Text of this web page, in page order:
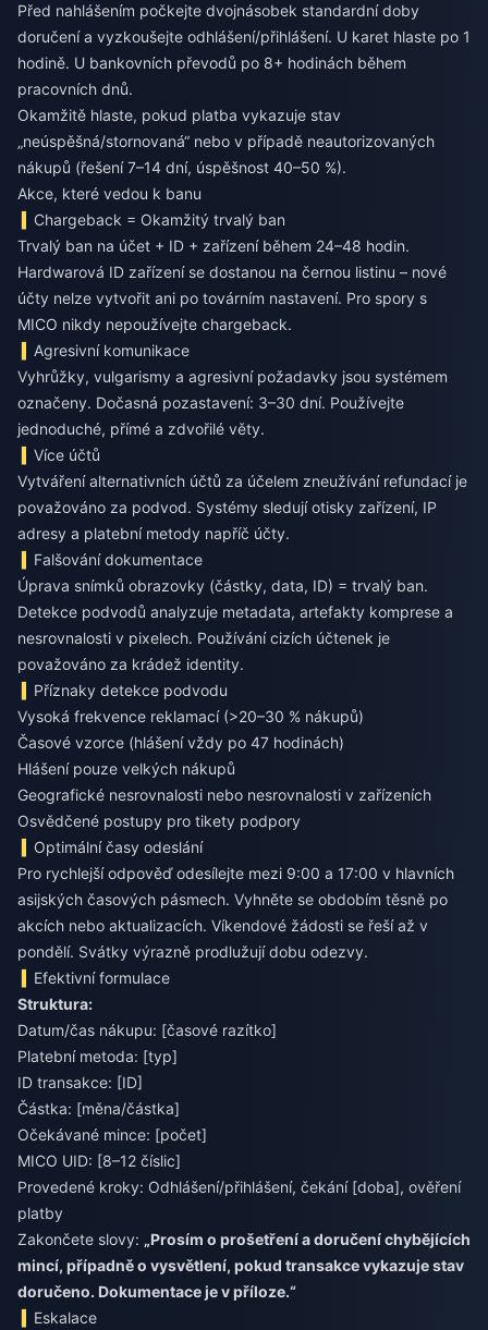
Před nahlášením počkejte dvojnásobek standardní doby
doručení a vyzkoušejte odhlášení/přihlášení. U karet hlaste po 1
hodině. U bankovních převodů po 8+ hodinách během
pracovních dnů.
Okamžitě hlaste, pokud platba vykazuje stav
„neúspěšná/stornovaná“ nebo v případě neautorizovaných
nákupů (řešení 7–14 dní, úspěšnost 40–50 %).
Akce, které vedou k banu
Chargeback = Okamžitý trvalý ban
Trvalý ban na účet + ID + zařízení během 24–48 hodin.
Hardwarová ID zařízení se dostanou na černou listinu – nové
účty nelze vytvořit ani po továrním nastavení. Pro spory s
MICO nikdy nepoužívejte chargeback.
Agresivní komunikace
Vyhrůžky, vulgarismy a agresivní požadavky jsou systémem
označeny. Dočasná pozastavení: 3–30 dní. Používejte
jednoduché, přímé a zdvořilé věty.
Více účtů
Vytváření alternativních účtů za účelem zneužívání refundací je
považováno za podvod. Systémy sledují otisky zařízení, IP
adresy a platební metody napříč účty.
Falšování dokumentace
Úprava snímků obrazovky (částky, data, ID) = trvalý ban.
Detekce podvodů analyzuje metadata, artefakty komprese a
nesrovnalosti v pixelech. Používání cizích účtenek je
považováno za krádež identity.
Příznaky detekce podvodu
Vysoká frekvence reklamací (>20–30 % nákupů)
Časové vzorce (hlášení vždy po 47 hodinách)
Hlášení pouze velkých nákupů
Geografické nesrovnalosti nebo nesrovnalosti v zařízeních
Osvědčené postupy pro tikety podpory
Optimální časy odeslání
Pro rychlejší odpověď odesílejte mezi 9:00 a 17:00 v hlavních
asijských časových pásmech. Vyhněte se obdobím těsně po
akcích nebo aktualizacích. Víkendové žádosti se řeší až v
pondělí. Svátky výrazně prodlužují dobu odezvy.
Efektivní formulace
Struktura:
Datum/čas nákupu: [časové razítko]
Platební metoda: [typ]
ID transakce: [ID]
Částka: [měna/částka]
Očekávané mince: [počet]
MICO UID: [8–12 číslic]
Provedené kroky: Odhlášení/přihlášení, čekání [doba], ověření
platby
Zakončete slovy: „Prosím o prošetření a doručení chybějících
mincí, případně o vysvětlení, pokud transakce vykazuje stav
doručeno. Dokumentace je v příloze.“
Eskalace